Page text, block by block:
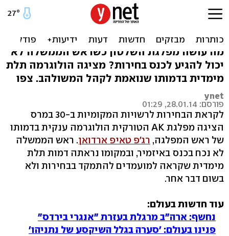
מנהיג בכאילו: הולוגרמה של
ארדואן בטורקיה
מה עושה מפלגת השלטון כשראש הממשלה לא
יכול להגיע לכנס בחירות? מציגה הולוגרמה תלת
מימדית בדמותו שנואמת לקהל המשולהב. צפו
ynet
פורסם: 28.01.14, 01:29
לקראת הבחירות לרשויות המקומיות ב-30 במרס
הציגה מפלגת AK הטורקית הולוגרמה ענקית בדמותו
של ראש המפלגה, רג'פ טאיפ ארדואן. ראש הממשלה
לא נכח בכנס באיזמיר, ובמקומו נראתה דמות תלת
מימדית שקראה למועמדים להתמקד בבחירות ולא
בשום דבר אחר.
עוד חדשות בעולם:
נחשף: ארה"ב מרגלת בעזרת "אנגרי בירדס"
פנינו בעולם: 'סערה בגלל השיקסע של נתניהו'